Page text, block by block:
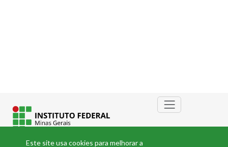
Este site usa cookies para melhorar a